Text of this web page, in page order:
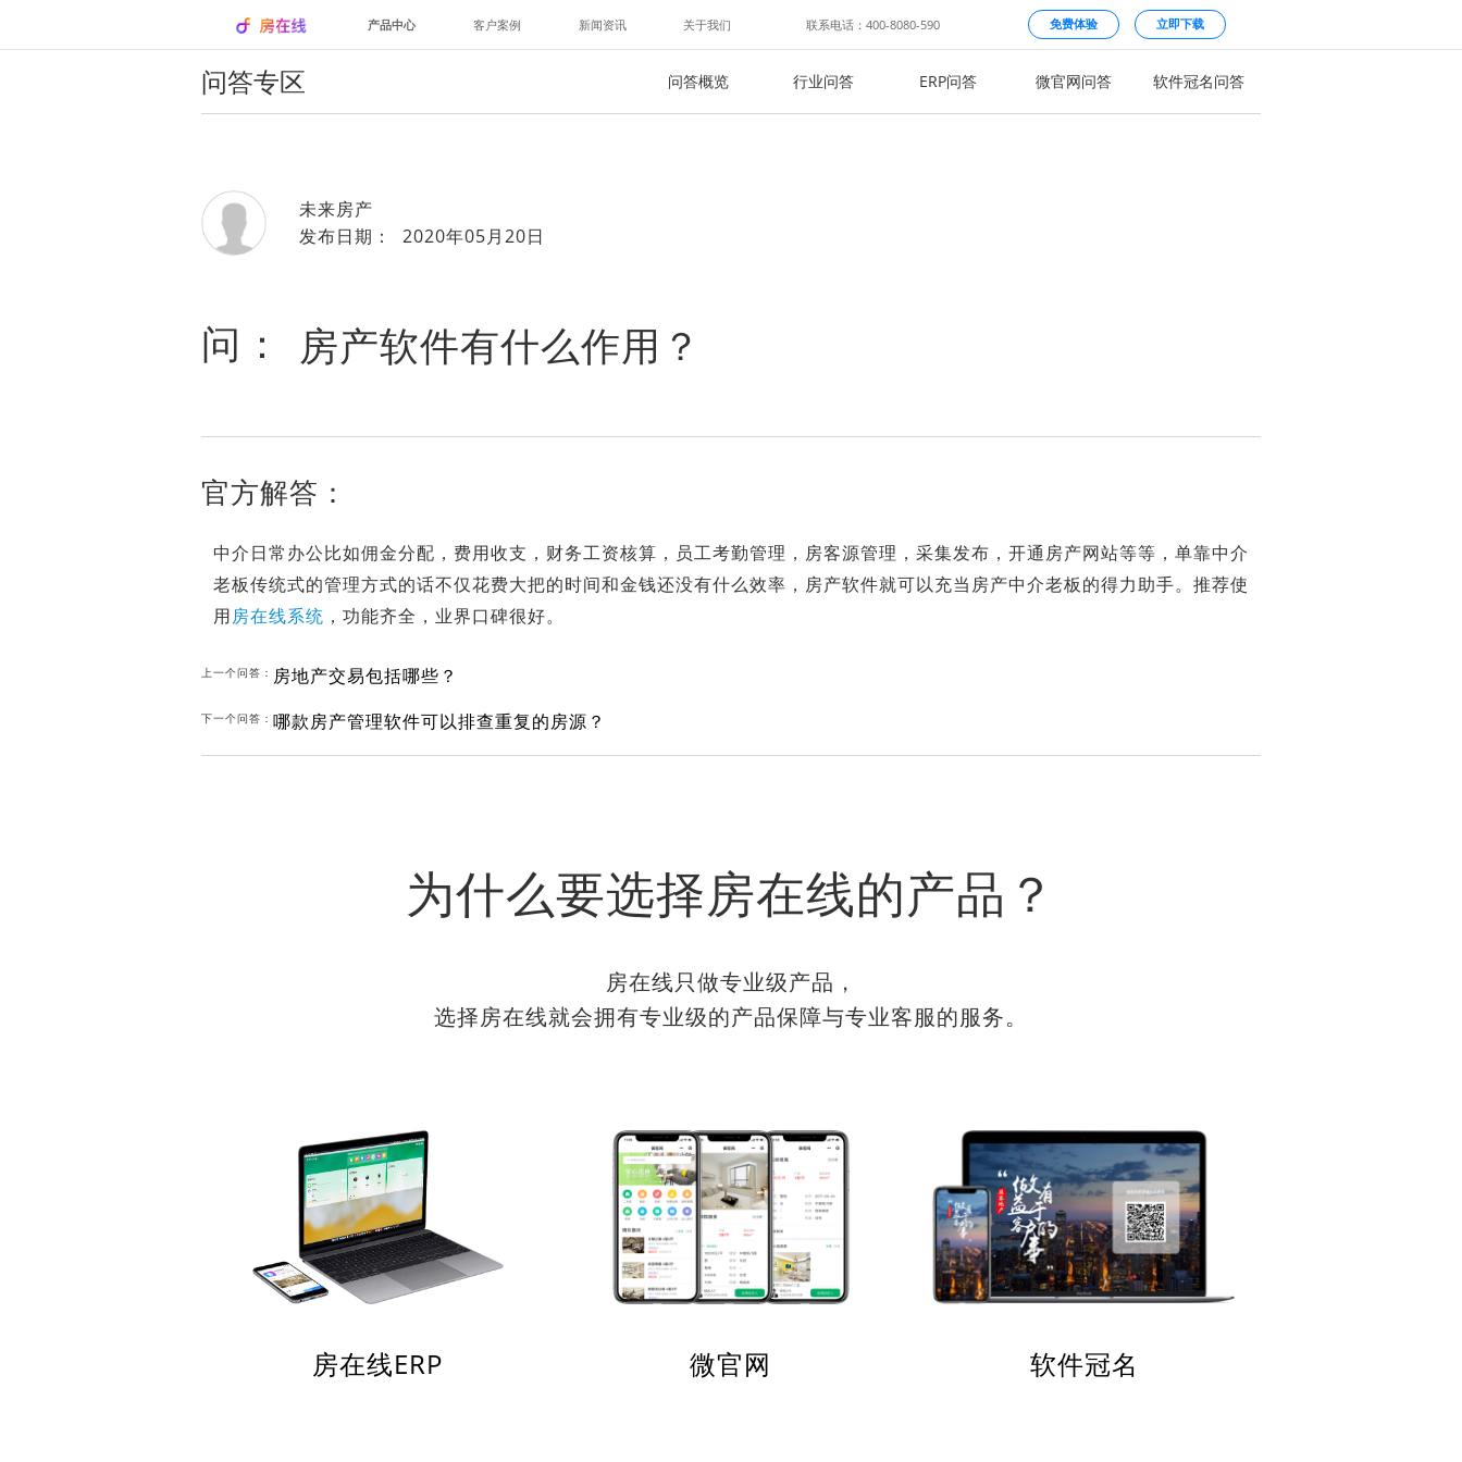
产品中心 客户案例 新闻资讯 关于我们 联系电话：400-8080-590 免费体验 立即下载
问答专区 问答概览 行业问答 ERP问答 微官网问答 软件冠名问答
未来房产
发布日期： 2020年05月20日
问： 房产软件有什么作用？
官方解答：
中介日常办公比如佣金分配，费用收支，财务工资核算，员工考勤管理，房客源管理，采集发布，开通房产网站等等，单靠中介
老板传统式的管理方式的话不仅花费大把的时间和金钱还没有什么效率，房产软件就可以充当房产中介老板的得力助手。推荐使
用房在线系统 ，功能齐全，业界口碑很好。
上一个问答： 房地产交易包括哪些？
下一个问答： 哪款房产管理软件可以排查重复的房源？
为什么要选择房在线的产品？
房在线只做专业级产品，
选择房在线就会拥有专业级的产品保障与专业客服的服务。
房在线ERP 微官网 软件冠名